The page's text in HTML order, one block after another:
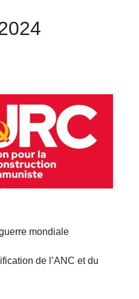
mondiale
de l’ANC et du